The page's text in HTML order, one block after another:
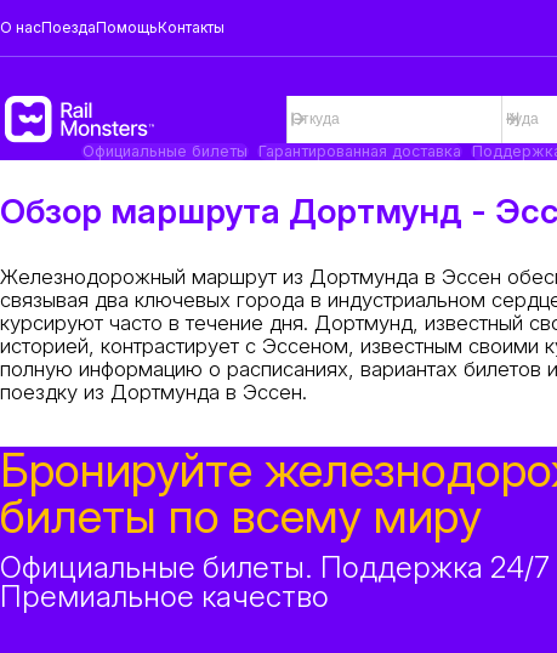
О насПоездаПомощьКонтакты
Официальные билеты
Гарантированная доставка
Обзор маршрута Дортмунд -
Железнодорожный маршрут из Дортмунда в Эссен
связывая два ключевых города в индустриальном
курсируют часто в течение дня. Дортмунд, известный
историей, контрастирует с Эссеном, известным своими
полную информацию о расписаниях, вариантах билетов
поездку из Дортмунда в Эссен.
Бронируйте
билеты по всему миру
Официальные билеты. Поддержка 24/7
Премиальное качество